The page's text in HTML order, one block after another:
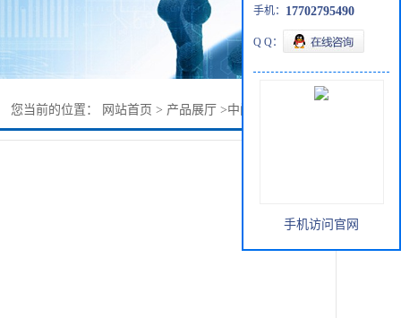
您当前的位置： 网站首页 > 产品展厅 >中间体
手机： 17702795490
Q Q：
手机访问官网